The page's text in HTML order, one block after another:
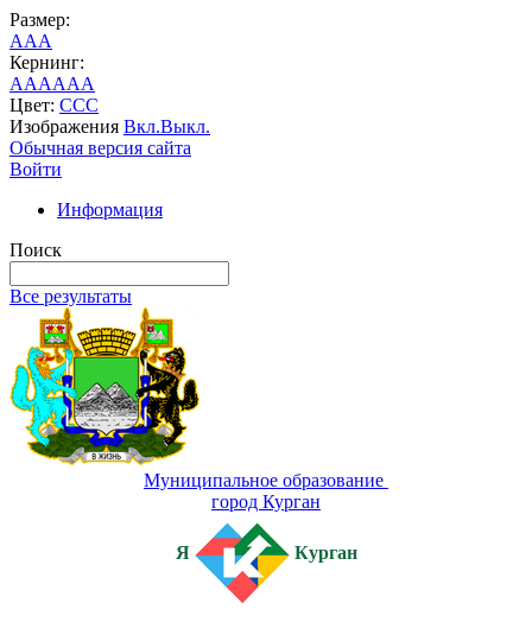
Размер:
AAA
Кернинг:
AAAAAA
Цвет: CCC
Изображения Вкл.Выкл.
Обычная версия сайта
Войти
Информация
Поиск
Все результаты
Муниципальное образование
город Курган
Я Курган